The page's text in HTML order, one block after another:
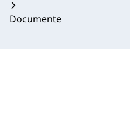
Documente